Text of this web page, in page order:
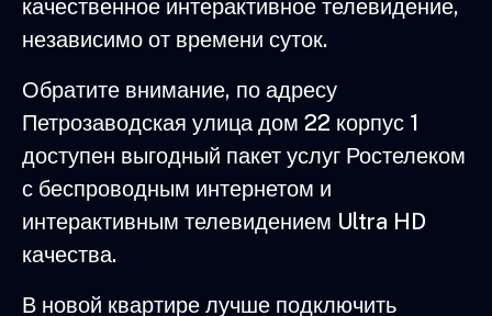
качественное интерактивное телевидение,
независимо от времени суток.
Обратите внимание, по адресу
Петрозаводская улица дом 22 корпус 1
доступен выгодный пакет услуг Ростелеком
с беспроводным интернетом и
интерактивным телевидением Ultra HD
качества.
В новой квартире лучше подключить